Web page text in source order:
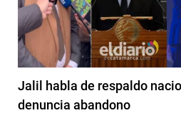
Jalil habla de respaldo
denuncia abandono